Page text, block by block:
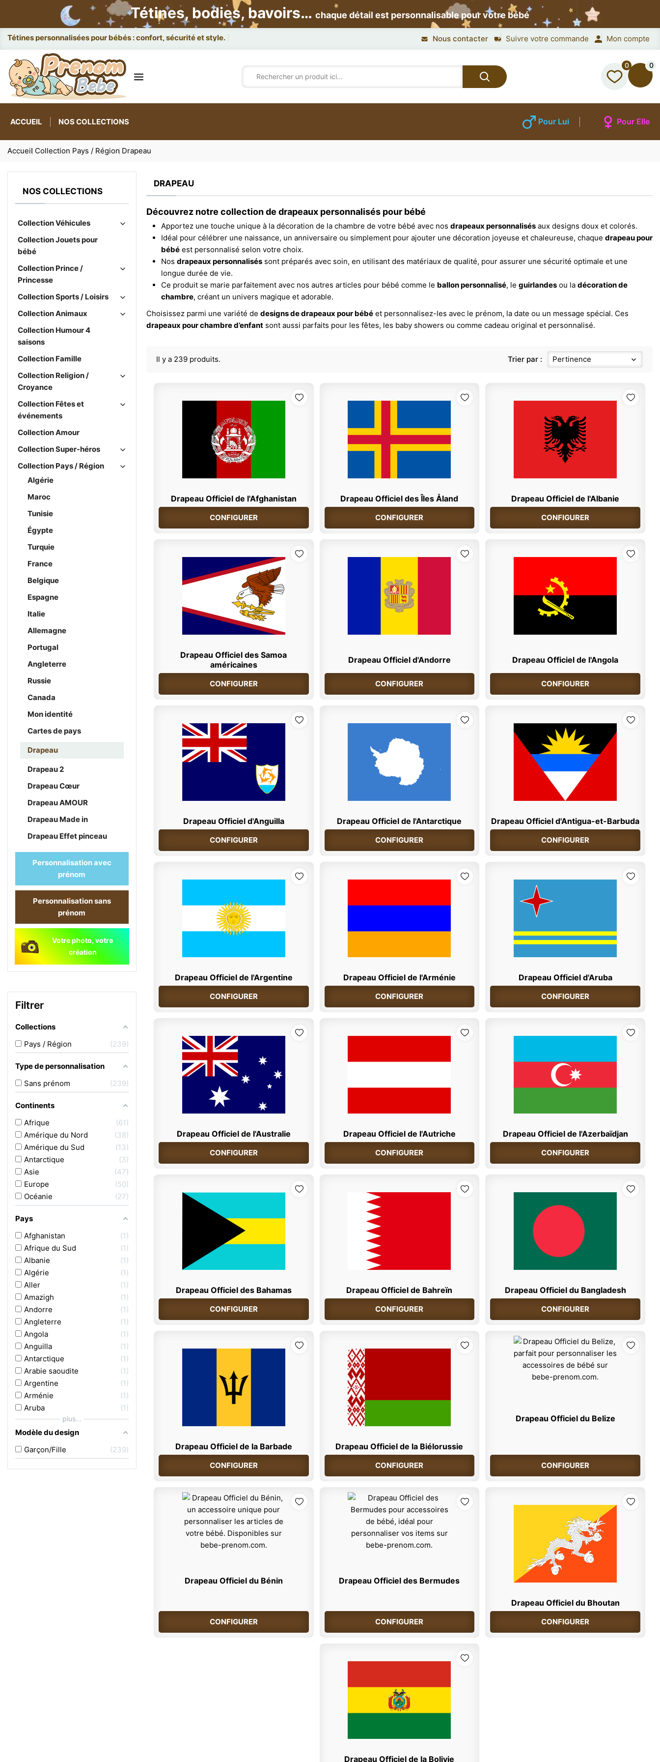
Tétines, bodies, bavoirs… chaque détail est personnalisable pour votre bébé
Attaches et b Nous contacter Suivre votre commande Mon compte
0 0
ACCUEIL NOS COLLECTIONS Pour Lui Pour Elle
Accueil Collection Pays / Région Drapeau
NOS COLLECTIONS
Collection Véhicules
Collection Jouets pour
bébé
Collection Prince /
Princesse
Collection Sports / Loisirs
Collection Animaux
Collection Humour 4
saisons
Collection Famille
Collection Religion /
Croyance
Collection Fêtes et
événements
Collection Amour
Collection Super-héros
Collection Pays / Région
Algérie
Maroc
Tunisie
Égypte
Turquie
France
Belgique
Espagne
Italie
Allemagne
Portugal
Angleterre
Russie
Canada
Mon identité
Cartes de pays
Drapeau
Drapeau 2
Drapeau Cœur
Drapeau AMOUR
Drapeau Made in
Drapeau Effet pinceau
Personnalisation avec
prénom
Personnalisation sans
prénom
Votre photo, votre
création
Filtrer
Collections
Pays / Région
239
Type de personnalisation
Sans prénom
239
Continents
Afrique
61
Amérique du Nord
38
Amérique du Sud
13
Antarctique
3
Asie
47
Europe
50
Océanie
27
Pays
Afghanistan
1
Afrique du Sud
1
Albanie
1
Algérie
1
Aller
1
Amazigh
1
Andorre
1
Angleterre
1
Angola
1
Anguilla
1
Antarctique
1
Arabie saoudite
1
Argentine
1
Arménie
1
Aruba
1
plus...
Modèle du design
Garçon/Fille
239
DRAPEAU
Découvrez notre collection de drapeaux personnalisés pour bébé
Apportez une touche unique à la décoration de la chambre de votre bébé avec nos drapeaux personnalisésaux designs doux et colorés.
Idéal pour célébrer une naissance, un anniversaire ou simplement pour ajouter une décoration joyeuse et chaleureuse, chaque drapeau pour
bébéest personnalisé selon votre choix.
Nos drapeaux personnaliséssont préparés avec soin, en utilisant des matériaux de qualité, pour assurer une sécurité optimale et une
longue durée de vie.
Ce produit se marie parfaitement avec nos autres articles pour bébé comme le ballon personnalisé, le guirlandesou la décoration de
chambre, créant un univers magique et adorable.
Choisissez parmi une variété de designs de drapeaux pour bébéet personnalisez-les avec le prénom, la date ou un message spécial. Ces
drapeaux pour chambre d’enfantsont aussi parfaits pour les fêtes, les baby showers ou comme cadeau original et personnalisé.
Il y a 239 produits. Trier par : Pertinence
Drapeau Officiel de l'Afghanistan
CONFIGURER
Drapeau Officiel des Îles Åland
CONFIGURER
Drapeau Officiel de l'Albanie
CONFIGURER
Drapeau Officiel des Samoa
américaines
CONFIGURER
Drapeau Officiel d'Andorre
CONFIGURER
Drapeau Officiel de l'Angola
CONFIGURER
Drapeau Officiel d'Anguilla
CONFIGURER
Drapeau Officiel de l'Antarctique
CONFIGURER
Drapeau Officiel d'Antigua-et-Barbuda
CONFIGURER
Drapeau Officiel de l'Argentine
CONFIGURER
Drapeau Officiel de l'Arménie
CONFIGURER
Drapeau Officiel d'Aruba
CONFIGURER
Drapeau Officiel de l'Australie
CONFIGURER
Drapeau Officiel de l'Autriche
CONFIGURER
Drapeau Officiel de l'Azerbaïdjan
CONFIGURER
Drapeau Officiel des Bahamas
CONFIGURER
Drapeau Officiel de Bahreïn
CONFIGURER
Drapeau Officiel du Bangladesh
CONFIGURER
Drapeau Officiel de la Barbade
CONFIGURER
Drapeau Officiel de la Biélorussie
CONFIGURER
Drapeau Officiel du Belize
CONFIGURER
Drapeau Officiel du Bénin
CONFIGURER
Drapeau Officiel des Bermudes
CONFIGURER
Drapeau Officiel du Bhoutan
CONFIGURER
Drapeau Officiel de la Bolivie